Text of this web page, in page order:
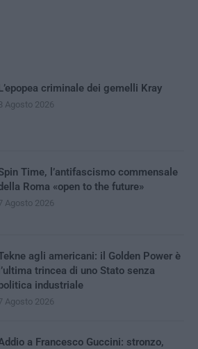
criminale dei gemelli Kray
Agosto 2026
Time, l’antifascismo commensale
Roma «open to the future»
Agosto 2026
agli americani: il Golden Power è
l’ultima trincea di uno Stato senza
industriale
Agosto 2026
a Francesco Guccini: stronzo,